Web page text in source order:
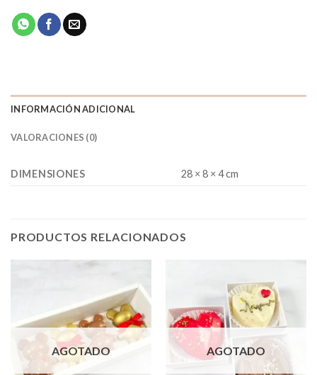
INFORMACIÓN ADICIONAL
VALORACIONES (0)
DIMENSIONES 28 × 8 × 4 cm
PRODUCTOS RELACIONADOS
AGOTADO AGOTADO